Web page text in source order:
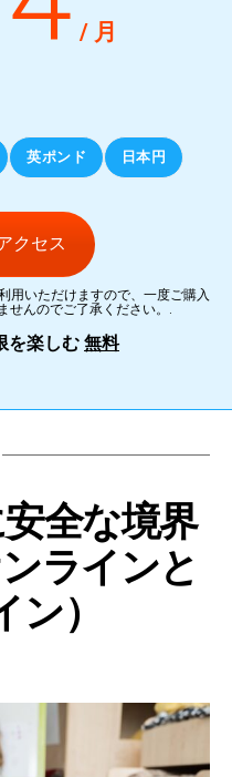
/ 月
英ポンド 日本円
クセス
用いただけますので、一度ご購入
せんのでご了承ください。.
を楽しむ 無料
全な境界
ラインと
ン）